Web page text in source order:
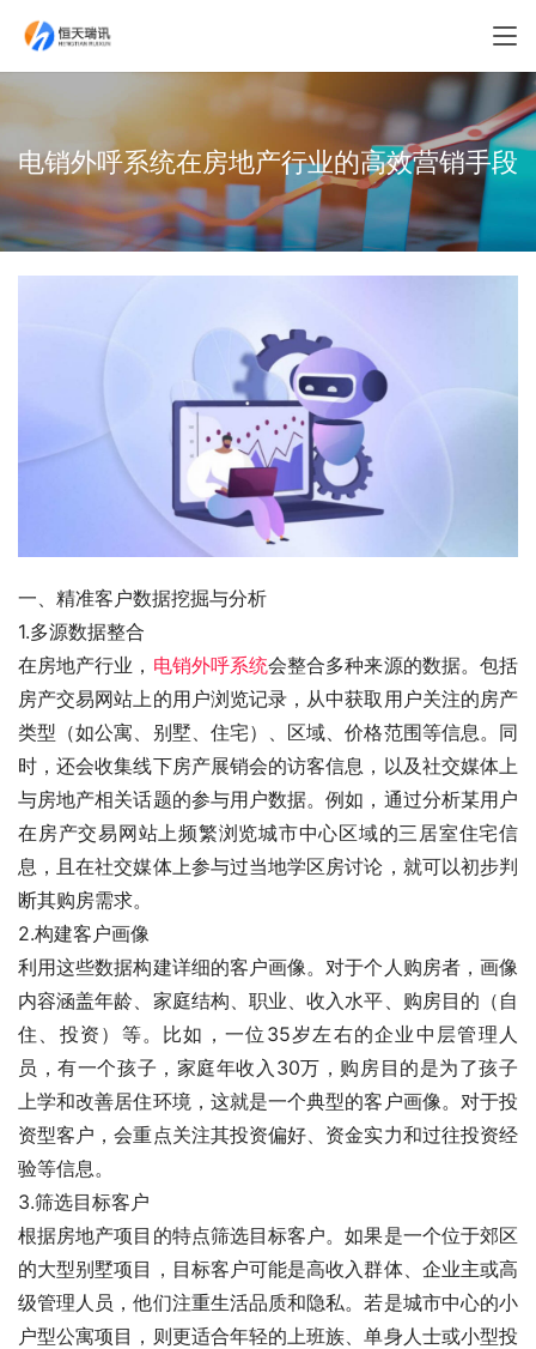
电销外呼系统在房地产行业的高效营销手段
一、精准客户数据挖掘与分析
1.多源数据整合
在房地产行业， 电销外呼系统会整合多种来源的数据。包括
房产交易网站上的用户浏览记录，从中获取用户关注的房产
类型（如公寓、别墅、住宅）、区域、价格范围等信息。同
时，还会收集线下房产展销会的访客信息，以及社交媒体上
与房地产相关话题的参与用户数据。例如，通过分析某用户
在房产交易网站上频繁浏览城市中心区域的三居室住宅信
息，且在社交媒体上参与过当地学区房讨论，就可以初步判
断其购房需求。
2.构建客户画像
利用这些数据构建详细的客户画像。对于个人购房者，画像
内容涵盖年龄、家庭结构、职业、收入水平、购房目的（自
住、投资）等。比如，一位35岁左右的企业中层管理人
员，有一个孩子，家庭年收入30万，购房目的是为了孩子
上学和改善居住环境，这就是一个典型的客户画像。对于投
资型客户，会重点关注其投资偏好、资金实力和过往投资经
验等信息。
3.筛选目标客户
根据房地产项目的特点筛选目标客户。如果是一个位于郊区
的大型别墅项目，目标客户可能是高收入群体、企业主或高
级管理人员，他们注重生活品质和隐私。若是城市中心的小
户型公寓项目，则更适合年轻的上班族、单身人士或小型投